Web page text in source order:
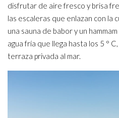
disfrutar de aire fresco y brisa
las escaleras que enlazan con la
una sauna de babor y un
agua fría que llega hasta los 5 °
terraza privada al mar.